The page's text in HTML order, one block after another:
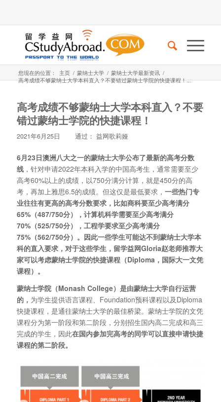
您现在的位置： 主页 / 蒙纳士大学 / 蒙纳士大学最新资讯 /
高考成绩不够蒙纳士大学本科直入？不要错过蒙纳士学院的快捷课程！...
高考成绩不够蒙纳士大学本科直入？不要
错过蒙纳士学院的快捷课程！
2021年6月25日 通过： 益网歌莉娅
6月23日澳洲八大之一的蒙纳士大学公布了最新的高考分数
线，针对申请2022年本科入学的中国高考生，通常需要至少
高考60%以上的成绩，以750分满分计算，就是450分的高
考，再加上雅思6.5的成绩。但这仅是最低要求， 一些热门专
业往往有更高的高考分数要求，比如商科要至少高考满分
65%（487/750分），计算机科学需要至少高考满分
70%（525/750分），工程学要求至少高考满分
75%（562/750分）。因此一些学生可能达不到蒙纳士大学本
科的直入要求，对于这些学生，留学益网Gloria赵老师推荐大
家可以考虑蒙纳士学院的快捷课程（Diploma，国际大一文凭
课程）。
蒙纳士学院（Monash College）是由蒙纳士大学自行运营
的， 为学生提供语言课程、Foundation预科课程以及Diploma
快捷课程，是通往蒙纳士大学的最佳桥梁。蒙纳士学院的文凭
课程分为第一阶段和第二阶段，分别招生国内高二完成和高三
完成的学生，因此在国内参加完高考的同学可以直接申请快捷
课程的第二阶段。